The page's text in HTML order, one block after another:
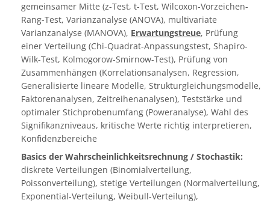
gemeinsamer Mitte (z-Test, t-Test, Wilcoxon-Vorzeichen-
Rang-Test, Varianzanalyse (ANOVA), multivariate
Varianzanalyse (MANOVA), Erwartungstreue, Prüfung
einer Verteilung (Chi-Quadrat-Anpassungstest, Shapiro-
Wilk-Test, Kolmogorow-Smirnow-Test), Prüfung von
Zusammenhängen (Korrelationsanalysen, Regression,
Generalisierte lineare Modelle, Strukturgleichungsmodelle,
Faktorenanalysen, Zeitreihenanalysen), Teststärke und
optimaler Stichprobenumfang (Poweranalyse), Wahl des
Signifikanzniveaus, kritische Werte richtig interpretieren,
Konfidenzbereiche
Basics der Wahrscheinlichkeitsrechnung / Stochastik:
diskrete Verteilungen (Binomialverteilung,
Poissonverteilung), stetige Verteilungen (Normalverteilung,
Exponential-Verteilung, Weibull-Verteilung),